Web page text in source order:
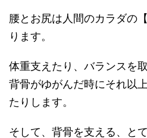
腰とお尻は人間のカラダ
ります。
体重支えたり、バランスを
背骨がゆがんだ時にそれ以
たりします。
そして、背骨を支える、と